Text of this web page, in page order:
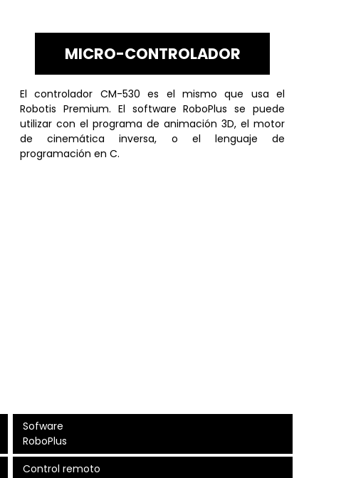
MICRO-CONTROLADOR
El controlador CM-530 es el mismo que usa el
Robotis Premium. El software RoboPlus se puede
utilizar con el programa de animación 3D, el motor
de cinemática inversa, o el lenguaje de
programación en C.
Sofware
RoboPlus
Control remoto